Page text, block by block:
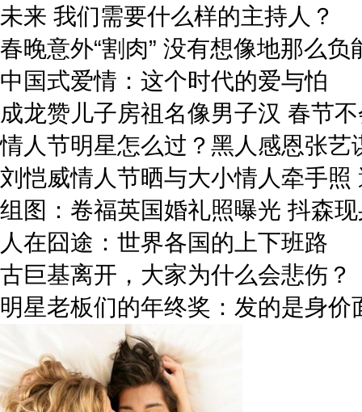
未来 我们需要什么样的主持人？
春晚意外“割肉” 没有想像地那么负
中国式爱情：这个时代的爱与怕
成龙赞儿子房祖名像男子汉 春节
情人节明星怎么过？黑人感恩张艺
刘恺威情人节晒与大小情人牵手照
组图：卷福英国婚礼照曝光 抖森
人在囧途：世界各国的上下班路
古巨基离开，大家为什么会悲伤？
明星老板们的年终奖：发的是身价